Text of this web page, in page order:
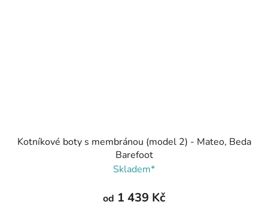
Kotníkové boty s membránou (model 2) - Mateo, Beda
Barefoot
Skladem*
od 1 439 Kč